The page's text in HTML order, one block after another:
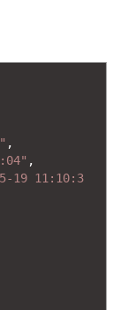
,
,
19 11:10:3